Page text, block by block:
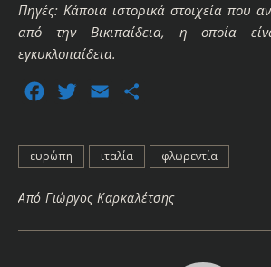
Πηγές: Κάποια ιστορικά στοιχεία που
από την Βικιπαίδεια, η οποία
εγκυκλοπαίδεια.
FacebookTwitterEmail
ευρώπη ιταλία φλωρεντία
Από Γιώργος Καρκαλέτσης